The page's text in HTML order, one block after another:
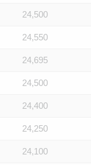
24,500
24,550
24,695
24,500
24,400
24,250
24,100